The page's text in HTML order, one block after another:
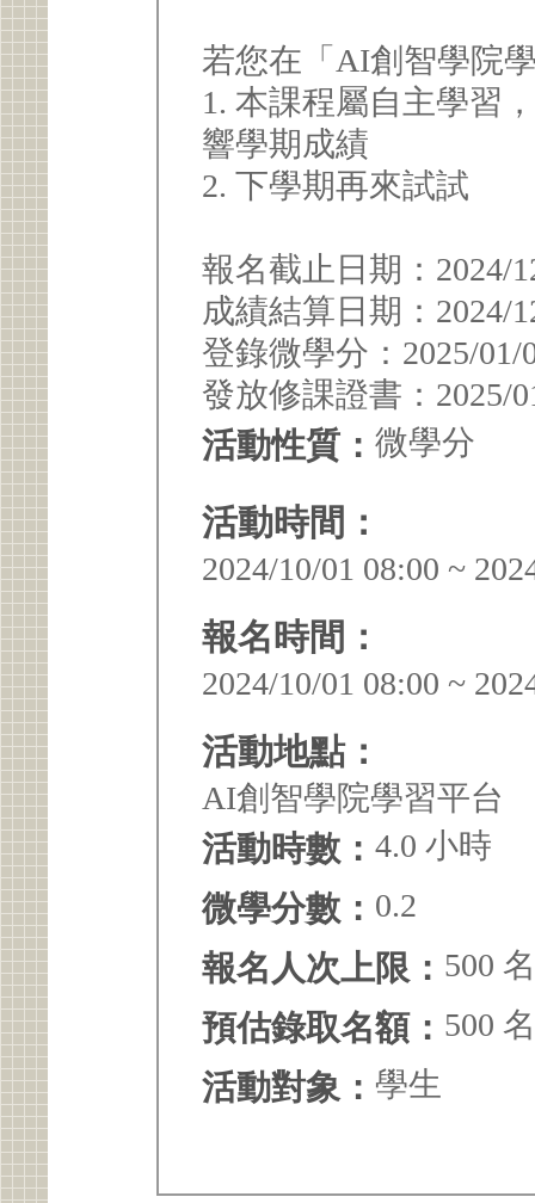
若您在「AI創智學院
1. 本課程屬自主學習
響學期成績
2. 下學期再來試試
報名截止日期：2024/
成績結算日期：2024/
登錄微學分：2025/01/
發放修課證書：2025/
活動性質： 微學分
活動時間：
2024/10/01 08:00 ~
報名時間：
2024/10/01 08:00 ~
活動地點：
AI創智學院學習平台
活動時數： 4.0 小時
微學分數： 0.2
報名人次上限： 500 名
預估錄取名額： 500 名
活動對象： 學生